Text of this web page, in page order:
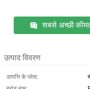
सबसे अच्छी
उत्पाद विवरण
उत्पत्ति के प्लेस: